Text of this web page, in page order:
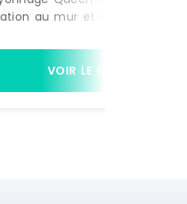
au mur et au sol et des
prête à être montée.
de 4 étagères et de 2
suspension, cette structure
VOIR LE PRODUIT